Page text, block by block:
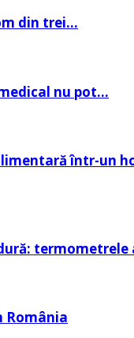
din trei…
nu pot…
într-un
termometrele
România